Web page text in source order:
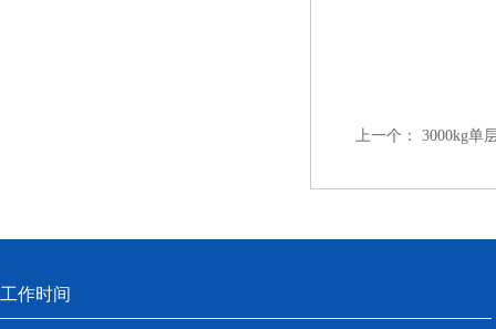
上一个： 3000kg单
工作时间